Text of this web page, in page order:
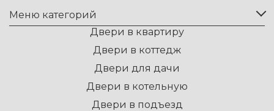
Меню категорий
Двери в квартиру
Двери в коттедж
Двери для дачи
Двери в котельную
Двери в подъезд